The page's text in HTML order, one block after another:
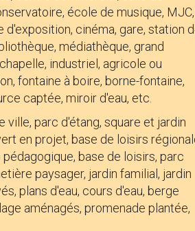
école de musique, MJC,
cinéma, gare, station
médiathèque, grand
industriel, agricole ou
fontaine à boire, borne-fontaine,
captée, miroir d'eau, etc.
ville, parc d'étang, square et jardin
en projet, base de loisirs
base de loisirs, parc
paysager, jardin familial, jardin
plans d'eau, cours d'eau, berge
aménagés, promenade plantée,